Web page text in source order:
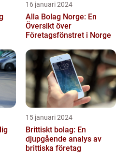
16 januari 2024
Alla Bolag Norge: En
Översikt över
Företagsfönstret i Norge
15 januari 2024
Brittiskt bolag: En
djupgående analys av
brittiska företag